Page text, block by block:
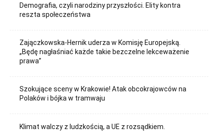
Demografia, czyli narodziny przyszłości. Elity kontra
reszta społeczeństwa
Zajączkowska-Hernik uderza w Komisję Europejską.
„Będę nagłaśniać każde takie bezczelne lekceważenie
prawa”
Szokujące sceny w Krakowie! Atak obcokrajowców na
Polaków i bójka w tramwaju
Klimat walczy z ludzkością, a UE z rozsądkiem.